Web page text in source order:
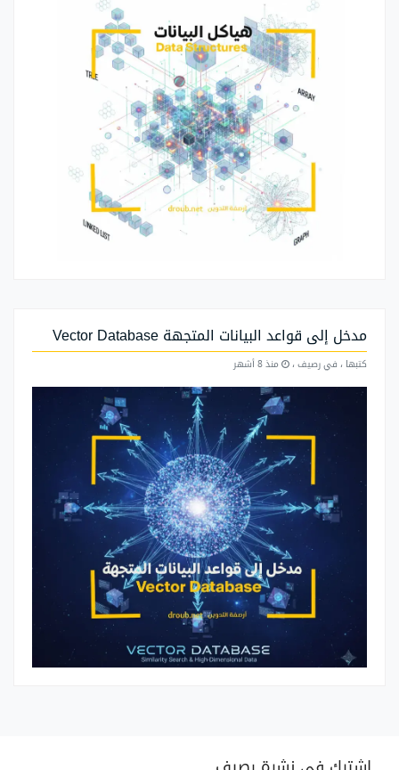
مدخل إلى قواعد البيانات المتجهة Vector Database
كتبها ، في رصيف ، منذ 8 أشهر